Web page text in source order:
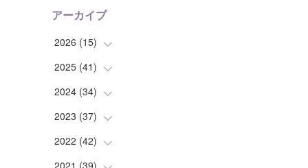
アーカイブ
2026 (15)
(1)
(2)
(2)
(1)
(2)
2025 (41)
(1)
(2)
(4)
(2)
2024 (34)
(3)
(2)
(2)
2023 (37)
(4)
(3)
2022 (42)
(5)
2021 (39)